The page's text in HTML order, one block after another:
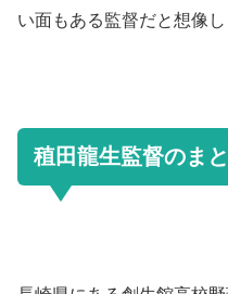
い面もある監督だと想像し
稙田龍生監督のま